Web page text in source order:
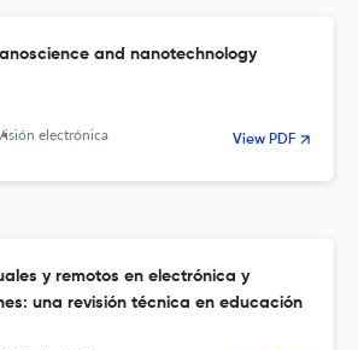
and nanotechnology
electrónica View PDF
y remotos en electrónica y
una revisión técnica en educación